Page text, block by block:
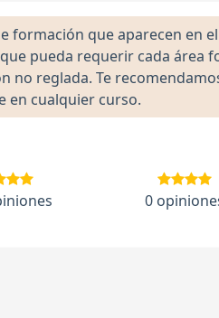
formación que aparecen en
pueda requerir cada área
reglada. Te
en cualquier curso.
0